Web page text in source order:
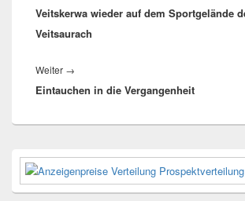
Beitrag:
Veitskerwa wieder auf dem Sportgelände
Veitsaurach
Weiter →
Beitrag:
Eintauchen in die Vergangenheit
Primärer
Seitenleisten-
Widgetbereich